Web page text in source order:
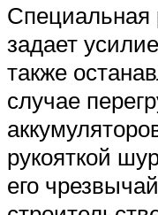
Специальная
задает
также
случае
рукояткой
его